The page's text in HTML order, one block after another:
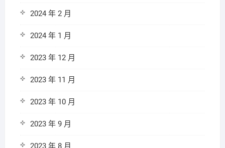
2024 年 2 月
2024 年 1 月
2023 年 12 月
2023 年 11 月
2023 年 10 月
2023 年 9 月
2023 年 8 月